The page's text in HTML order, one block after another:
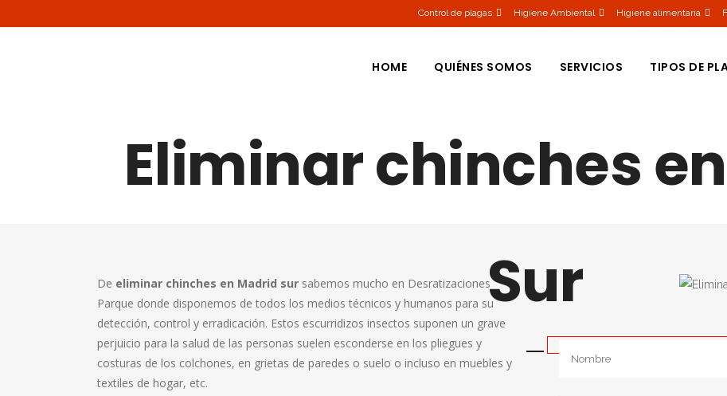
Control de plagas Higiene Ambiental Higiene alimentaria
HOME QUIÉNES SOMOS SERVICIOS TIPOS DE
HORMIGAS
RATAS
Eliminar chinches
Sur
De eliminar chinches en Madrid sur sabemos mucho en Desratizaciones
Parque donde disponemos de todos los medios técnicos y humanos para su
detección, control y erradicación. Estos escurridizos insectos suponen un grave
perjuicio para la salud de las personas suelen esconderse en los pliegues y
costuras de los colchones, en grietas de paredes o suelo o incluso en muebles y
textiles de hogar, etc.